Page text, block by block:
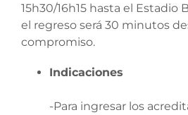
15h30/16h15 hasta el Estadio
el regreso será 30 minutos
compromiso.
Indicaciones
-Para ingresar los